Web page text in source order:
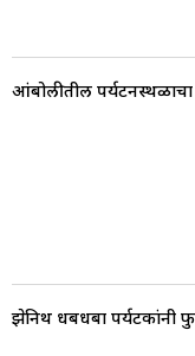
आंबोलीतील
झेनिथ धबधबा पर्यटकांनी